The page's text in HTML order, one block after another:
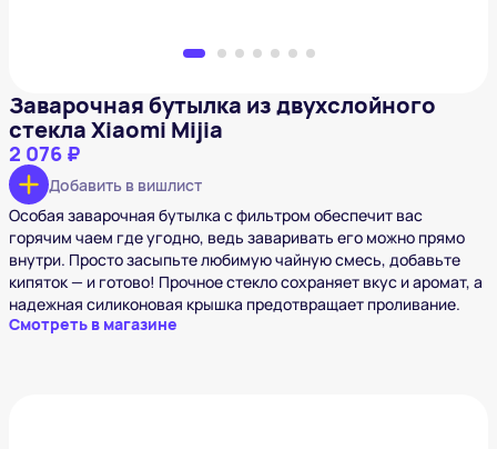
Заварочная бутылка из двухслойного
стекла Xiaomi Mijia
2 076 ₽
Добавить в вишлист
Особая заварочная бутылка с фильтром обеспечит вас
горячим чаем где угодно, ведь заваривать его можно прямо
внутри. Просто засыпьте любимую чайную смесь, добавьте
кипяток — и готово! Прочное стекло сохраняет вкус и аромат, а
надежная силиконовая крышка предотвращает проливание.
Смотреть в магазине